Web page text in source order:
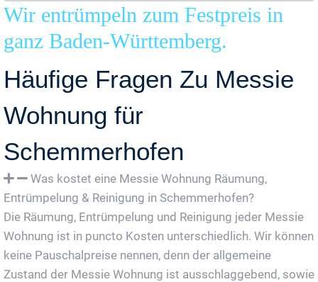
Wir entrümpeln zum Festpreis in
ganz Baden-Württemberg.
Häufige Fragen Zu Messie
Wohnung für
Schemmerhofen
Was kostet eine Messie Wohnung Räumung,
Entrümpelung & Reinigung in Schemmerhofen?
Die Räumung, Entrümpelung und Reinigung jeder Messie
Wohnung ist in puncto Kosten unterschiedlich. Wir können
keine Pauschalpreise nennen, denn der allgemeine
Zustand der Messie Wohnung ist ausschlaggebend, sowie